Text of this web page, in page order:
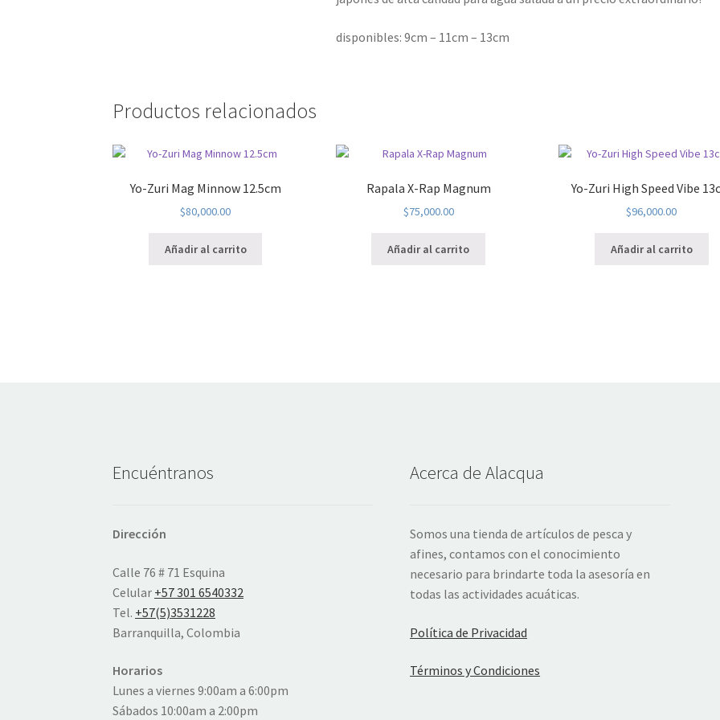
disponibles: 9cm – 11cm – 13cm
Productos relacionados
Yo-Zuri Mag Minnow 12.5cm
$80,000.00
Añadir al carrito
Rapala X-Rap Magnum
$75,000.00
Añadir al carrito
Yo-Zuri High Speed Vibe
$96,000.00
Añadir al carrito
Encuéntranos
Dirección
Calle 76 # 71 Esquina
Celular +57 301 6540332
Tel. +57(5)3531228
Barranquilla, Colombia
Horarios
Lunes a viernes 9:00am a 6:00pm
Sábados 10:00am a 2:00pm
Acerca de Alacqua
Somos una tienda de artículos de pesca y
afines, contamos con el conocimiento
necesario para brindarte toda la asesoría en
todas las actividades acuáticas.
Política de Privacidad
Términos y Condiciones